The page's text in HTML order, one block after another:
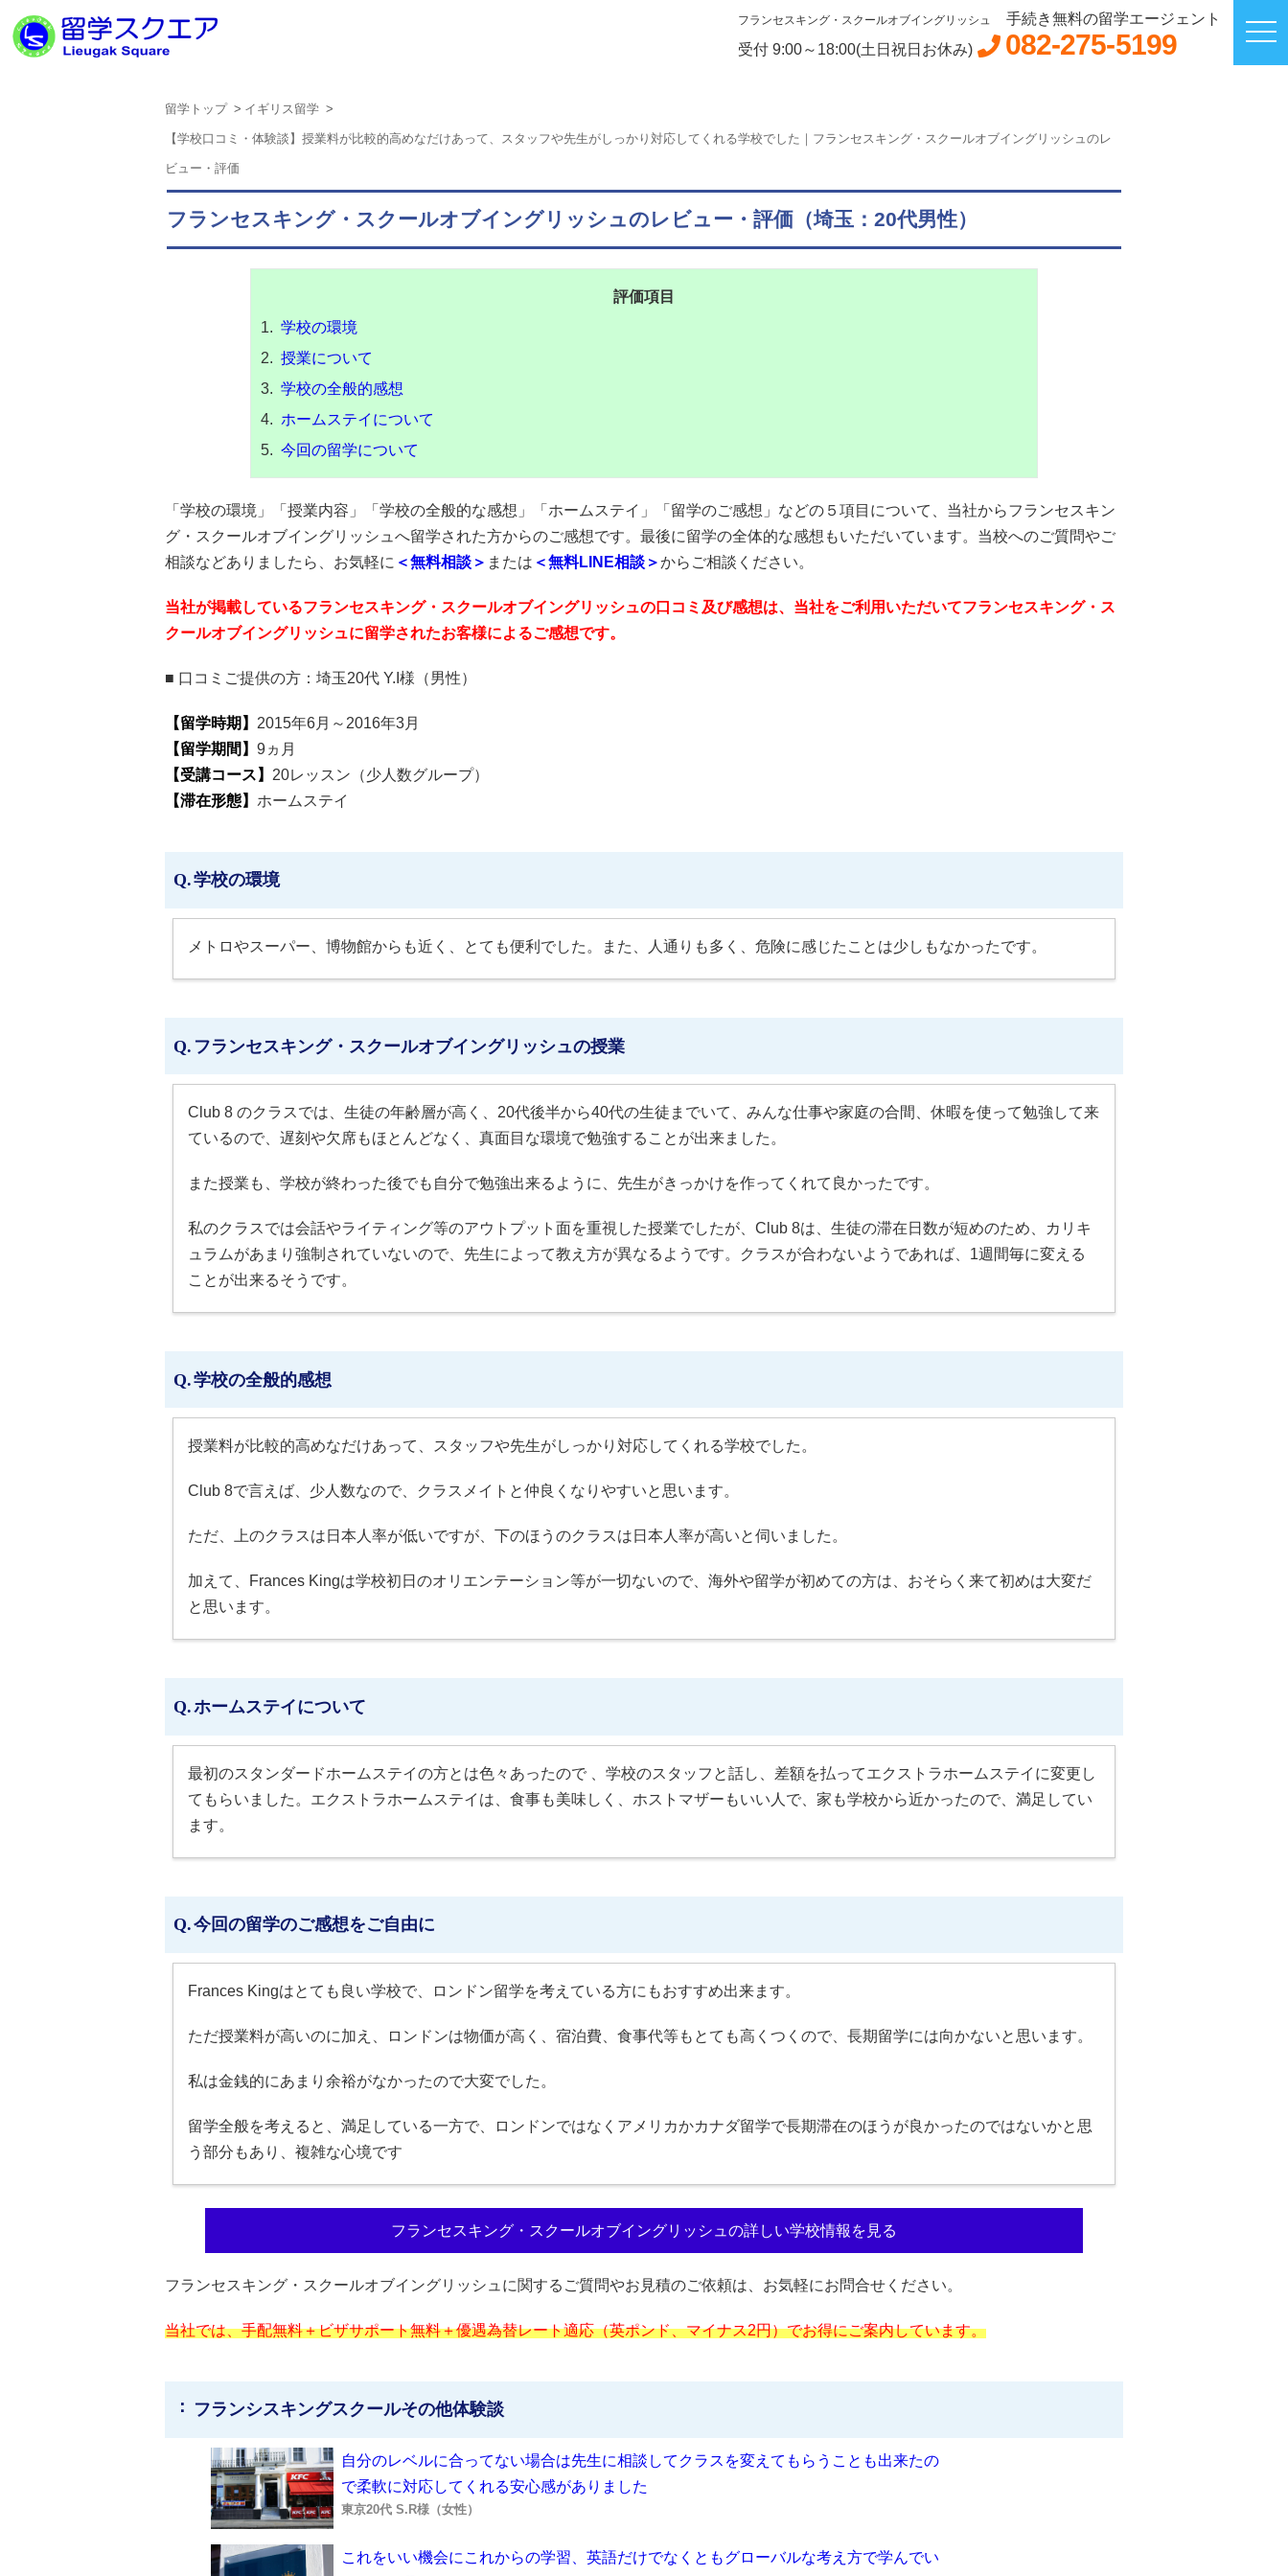
フランセスキング・スクールオブイングリッシュ
手続き無料の留学エージェント
受付 9:00～18:00(土日祝日お休み)
082-275-5199
留学トップ イギリス留学
【学校口コミ・体験談】授業料が比較的高めなだけあって、スタッフや先生がしっかり対応してくれる学校でした｜フランセスキング・スクールオブイングリッシュのレ
ビュー・評価
フランセスキング・スクールオブイングリッシュのレビュー・評価（埼玉：20代男性）
評価項目
学校の環境
授業について
学校の全般的感想
ホームステイについて
今回の留学について
「学校の環境」「授業内容」「学校の全般的な感想」「ホームステイ」「留学のご感想」などの５項目について、当社からフランセスキン
グ・スクールオブイングリッシュ へ留学された方からのご感想です。最後に留学の全体的な感想もいただいています。当校へのご質問やご
相談などありましたら、お気軽に ＜無料相談＞ または ＜無料LINE相談＞からご相談ください。
当社が掲載しているフランセスキング・スクールオブイングリッシュの口コミ及び感想は、当社をご利用いただいてフランセスキング・ス
クールオブイングリッシュに留学されたお客様によるご感想です。
■ 口コミご提供の方： 埼玉20代 Y.I様（男性）
【留学時期】 2015年6月～2016年3月
【留学期間】 9ヵ月
【受講コース】 20レッスン（少人数グループ）
【滞在形態】 ホームステイ
学校の環境
メトロやスーパー、博物館からも近く、とても便利でした。また、人通りも多く、危険に感じたことは少しもなかったです。
フランセスキング・スクールオブイングリッシュの授業
Club 8 のクラスでは、生徒の年齢層が高く、20代後半から40代の生徒までいて、みんな仕事や家庭の合間、休暇を使って勉強して来
ているので、遅刻や欠席もほとんどなく、真面目な環境で勉強することが出来ました。
また授業も、学校が終わった後でも自分で勉強出来るように、先生がきっかけを作ってくれて良かったです。
私のクラスでは会話やライティング等のアウトプット面を重視した授業でしたが、Club 8は、生徒の滞在日数が短めのため、カリキ
ュラムがあまり強制されていないので、先生によって教え方が異なるようです。クラスが合わないようであれば、1週間毎に変える
ことが出来るそうです。
学校の全般的感想
授業料が比較的高めなだけあって、スタッフや先生がしっかり対応してくれる学校でした。
Club 8で言えば、少人数なので、クラスメイトと仲良くなりやすいと思います。
ただ、上のクラスは日本人率が低いですが、下のほうのクラスは日本人率が高いと伺いました。
加えて、Frances Kingは学校初日のオリエンテーション等が一切ないので、海外や留学が初めての方は、おそらく来て初めは大変だ
と思います。
ホームステイについて
最初のスタンダードホームステイの方とは色々あったので 、学校のスタッフと話し、差額を払ってエクストラホームステイに変更し
てもらいました。エクストラホームステイは、食事も美味しく、ホストマザーもいい人で、家も学校から近かったので、満足してい
ます。
今回の留学のご感想をご自由に
Frances Kingはとても良い学校で、ロンドン留学を考えている方にもおすすめ出来ます。
ただ授業料が高いのに加え、ロンドンは物価が高く、宿泊費、食事代等もとても高くつくので、長期留学には向かないと思います。
私は金銭的にあまり余裕がなかったので大変でした。
留学全般を考えると、満足している一方で、ロンドンではなくアメリカかカナダ留学で長期滞在のほうが良かったのではないかと思
う部分もあり、複雑な心境です
フランセスキング・スクールオブイングリッシュの詳しい学校情報を見る
フランセスキング・スクールオブイングリッシュに関するご質問やお見積のご依頼は、お気軽にお問合せください。
当社では、手配無料＋ビザサポート無料＋優遇為替レート適応（英ポンド、マイナス2円）でお得にご案内しています。
フランシスキングスクールその他体験談
自分のレベルに合ってない場合は先生に相談してクラスを変えてもらうことも出来たの
で柔軟に対応してくれる安心感がありました
東京20代 S.R様（女性）
これをいい機会にこれからの学習、英語だけでなくともグローバルな考え方で学んでい